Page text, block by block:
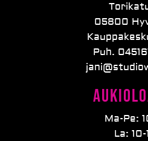
05800
Puh.
Ma-Pe:
La: 10-